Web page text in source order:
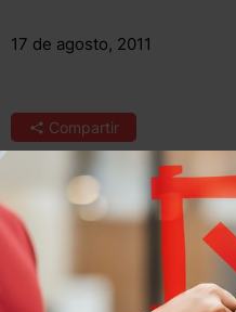
17 de agosto, 2011
Compartir
“Para nosotras y nosotros
palabra empeñada, sino
millones de ciudadanos, de